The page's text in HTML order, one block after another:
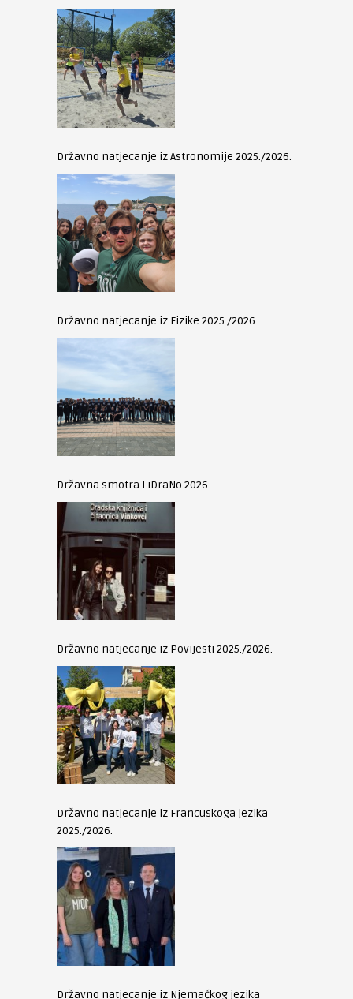
Državno natjecanje iz Astronomije 2025./2026.
Državno natjecanje iz Fizike 2025./2026.
Državna smotra LiDraNo 2026.
Državno natjecanje iz Povijesti 2025./2026.
Državno natjecanje iz Francuskoga jezika
2025./2026.
Državno natjecanje iz Njemačkog jezika